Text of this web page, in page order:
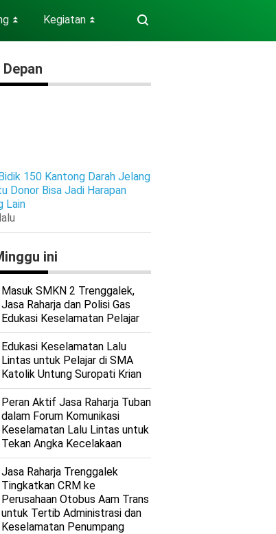
⏬ Kegiatan ⏬
150 Kantong Darah Jelang
Donor Bisa Jadi Harapan
Lain
ini
Masuk SMKN 2 Trenggalek,
Jasa Raharja dan Polisi Gas
Edukasi Keselamatan Pelajar
Edukasi Keselamatan Lalu
Lintas untuk Pelajar di SMA
Katolik Untung Suropati Krian
Peran Aktif Jasa Raharja Tuban
dalam Forum Komunikasi
Keselamatan Lalu Lintas untuk
Tekan Angka Kecelakaan
Jasa Raharja Trenggalek
Tingkatkan CRM ke
Perusahaan Otobus Aam Trans
untuk Tertib Administrasi dan
Keselamatan Penumpang